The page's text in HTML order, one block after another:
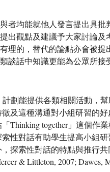
者均能就他人發言提出具批
出觀點及建議予大家討論及
理的，替代的論點亦會被提
談話中知識更能為公眾所接
計劃能提供各類相關活動，
及這種溝通對小組研習的
Thinking together」這個作
性對話有助學生提高小組
探索性對話的特點與推行
& Littleton, 2007; Dawes,